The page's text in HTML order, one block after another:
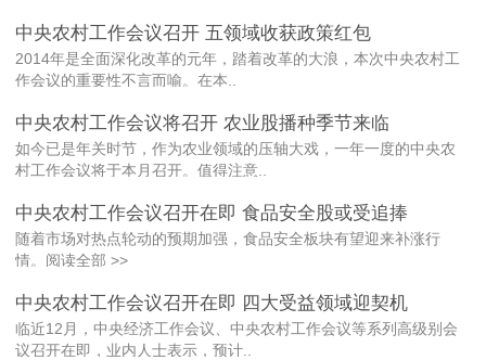
中央农村工作会议召开 五领域收获政策红包
2014年是全面深化改革的元年，踏着改革的大浪，本次中央农村工
作会议的重要性不言而喻。在本..
中央农村工作会议将召开 农业股播种季节来临
如今已是年关时节，作为农业领域的压轴大戏，一年一度的中央农
村工作会议将于本月召开。值得注意..
中央农村工作会议召开在即 食品安全股或受追捧
随着市场对热点轮动的预期加强，食品安全板块有望迎来补涨行
情。阅读全部 >>
中央农村工作会议召开在即 四大受益领域迎契机
临近12月，中央经济工作会议、中央农村工作会议等系列高级别会
议召开在即，业内人士表示，预计..